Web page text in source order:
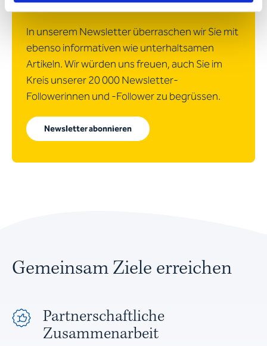
werden?
In unserem Newsletter überraschen wir Sie mit
ebenso informativen wie unterhaltsamen
Artikeln. Wir würden uns freuen, auch Sie im
Kreis unserer 20 000 Newsletter-
Followerinnen und -Follower zu begrüssen.
Newsletter abonnieren
Gemeinsam Ziele erreichen
Partnerschaftliche
Zusammenarbeit